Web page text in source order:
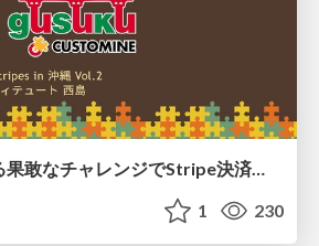
1 230